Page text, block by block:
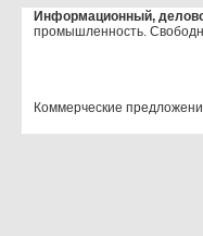
Информационный,
промышленность.
Коммерческие